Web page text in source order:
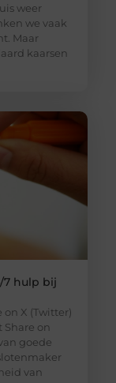
weer
we vaak
Maar
kaarsen
7 hulp bij
X (Twitter)
Share on
goede
van